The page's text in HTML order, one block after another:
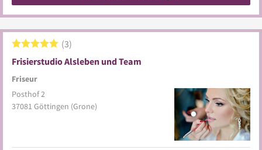
Frisierstudio Alsleben und Team
Friseur
3
Posthof 2
37081 Göttingen (Grone)